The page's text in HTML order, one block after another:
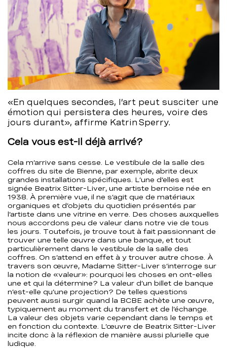
«En quelques secondes, l’art peut susciter une
émotion qui persistera des heures, voire des
jours durant», affirme Katrin Sperry.
Cela vous est-il déjà arrivé?
Cela m’arrive sans cesse. Le vestibule de la salle des
coffres du site de Bienne, par exemple, abrite deux
grandes installations spécifiques. L’une d’elles est
signée Beatrix Sitter-Liver, une artiste bernoise née en
1938. À première vue, il ne s’agit que de matériaux
organiques et d’objets du quotidien présentés par
l’artiste dans une vitrine en verre. Des choses auxquelles
nous accordons peu de valeur dans notre vie de tous
les jours. Toutefois, je trouve tout à fait passionnant de
trouver une telle œuvre dans une banque, et tout
particulièrement dans le vestibule de la salle des
coffres. On s’attend en effet à y trouver autre chose. À
travers son œuvre, Madame Sitter-Liver s’interroge sur
la notion de «valeur»: pourquoi les choses en ont-elles
une et qui la détermine? La valeur d’un billet de banque
n’est-elle qu’une projection? De telles questions
peuvent aussi surgir quand la BCBE achète une œuvre,
typiquement au moment du transfert et de l’échange.
La valeur des objets varie cependant dans le temps et
en fonction du contexte. L’œuvre de Beatrix Sitter-Liver
incite donc à la réflexion de manière aussi plurielle que
ludique.